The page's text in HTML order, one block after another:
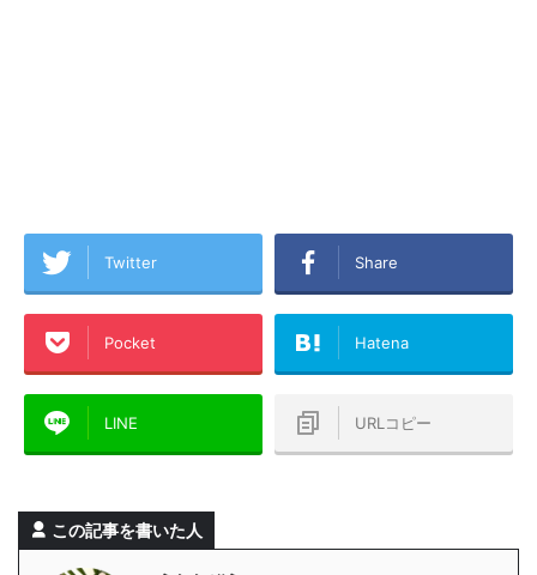
Twitter Share
Pocket Hatena
LINE URLコピー
この記事を書いた人